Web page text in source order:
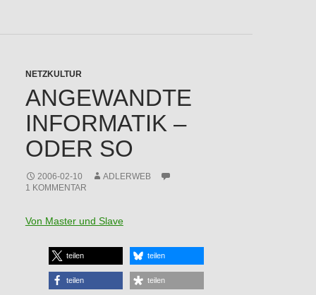
NETZKULTUR
ANGEWANDTE
INFORMATIK –
ODER SO
2006-02-10
ADLERWEB
1 KOMMENTAR
Von Master und Slave
teilen teilen
teilen teilen